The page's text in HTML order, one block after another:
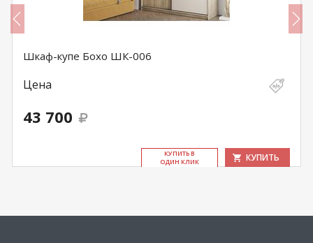
Шкаф-купе Бохо ШК-006
Цена
43 700
КУ­ПИТЬ В
ОДИН КЛИК
КУПИТЬ